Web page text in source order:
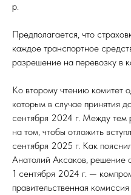
р.
Предполагается, что
каждое транспортное
разрешение на перевозку в
Ко второму чтению комитет
которым в случае принятия
сентября 2024 г. Между
на том, чтобы отложить
сентября 2025 г. Как
Анатолий Аксаков, решение
1 сентября 2024 г. —
правительственная